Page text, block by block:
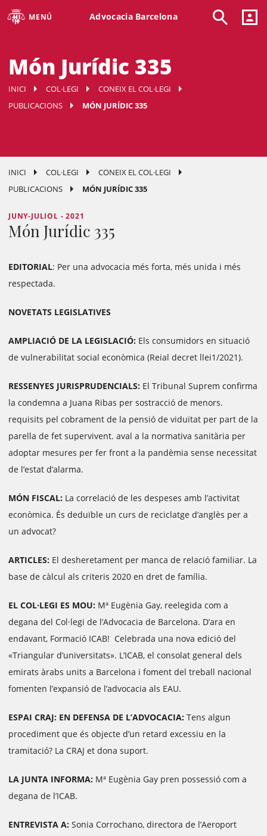
MENÚ Advocacia Barcelona
Món Jurídic 335
INICI COL·LEGI
CONEIX EL COL·LEGI
PUBLICACIONS
MÓN JURÍDIC 335
INICI COL·LEGI
CONEIX EL COL·LEGI
PUBLICACIONS
MÓN JURÍDIC 335
JUNY-JULIOL - 2021
Món Jurídic 335
EDITORIAL: Per una advocacia més forta, més unida i més
respectada.
NOVETATS LEGISLATIVES
AMPLIACIÓ DE LA LEGISLACIÓ: Els consumidors en situació
de vulnerabilitat social econòmica (Reial decret llei1/2021).
RESSENYES JURISPRUDENCIALS: El Tribunal Suprem confirma
la condemna a Juana Ribas per sostracció de menors.
requisits pel cobrament de la pensió de viduïtat per part de la
parella de fet supervivent. aval a la normativa sanitària per
adoptar mesures per fer front a la pandèmia sense necessitat
de l’estat d’alarma.
MÓN FISCAL: La correlació de les despeses amb l’activitat
econòmica. És deduïble un curs de reciclatge d’anglès per a
un advocat?
ARTICLES: El desheretament per manca de relació familiar. La
base de càlcul als criteris 2020 en dret de família.
EL COL·LEGI ES MOU: Mª Eugènia Gay, reelegida com a
degana del Col·legi de l’Advocacia de Barcelona. D’ara en
endavant, Formació ICAB! Celebrada una nova edició del
«Triangular d’universitats». L’ICAB, el consolat general dels
emirats àrabs units a Barcelona i foment del treball nacional
fomenten l’expansió de l’advocacia als EAU.
ESPAI CRAJ: EN DEFENSA DE L’ADVOCACIA: Tens algun
procediment que és objecte d’un retard excessiu en la
tramitació? La CRAJ et dona suport.
LA JUNTA INFORMA: Mª Eugènia Gay pren possessió com a
degana de l’ICAB.
ENTREVISTA A: Sonia Corrochano, directora de l’Aeroport